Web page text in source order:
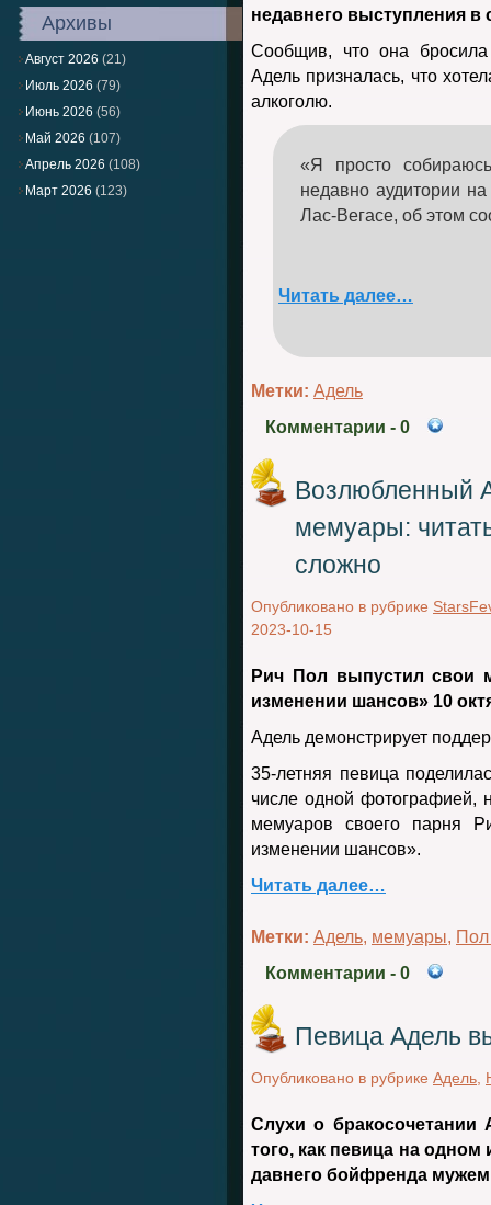
Архивы
Август 2026 (21)
Июль 2026 (79)
Июнь 2026 (56)
Май 2026 (107)
Апрель 2026 (108)
Март 2026 (123)
недавнего выступления в
Сообщив, что она
Адель призналась, что
алкоголю.
«Я просто
недавно аудитории
Лас-Вегасе, об этом
Читать далее…
Метки: Адель
Комментарии - 0
Возлюбленный
мемуары:
сложно
Опубликовано в рубрике
2023-10-15
Рич Пол выпустил свои
изменении шансов» 10
Адель демонстрирует
35-летняя певица
числе одной фотографией,
мемуаров своего парня
изменении шансов».
Читать далее…
Метки: Адель, мемуары,
Комментарии - 0
Певица Адель
Опубликовано в рубрике Адель
Слухи о
того, как певица на
давнего бойфренда